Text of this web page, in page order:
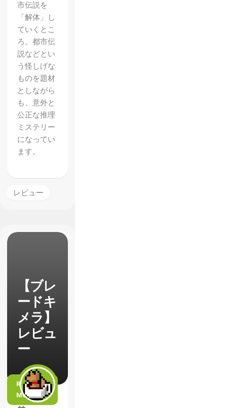
市伝説を
「解体」し
ていくとこ
ろ。都市伝
説などとい
う怪しげな
ものを題材
としながら
も、意外と
公正な推理
ミステリー
になってい
ます。
レビュー
【ブレ
ードキ
メラ】
レビュ
ー
READ
MORE